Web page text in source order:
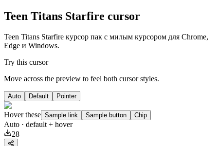
Teen Titans Starfire cursor
Teen Titans Starfire курсор пак с милым курсором для Chrome,
Edge и Windows.
Try this cursor
Move across the preview to feel both cursor styles.
Auto Default Pointer
Hover these Sample link Sample button Chip
Auto · default + hover
28